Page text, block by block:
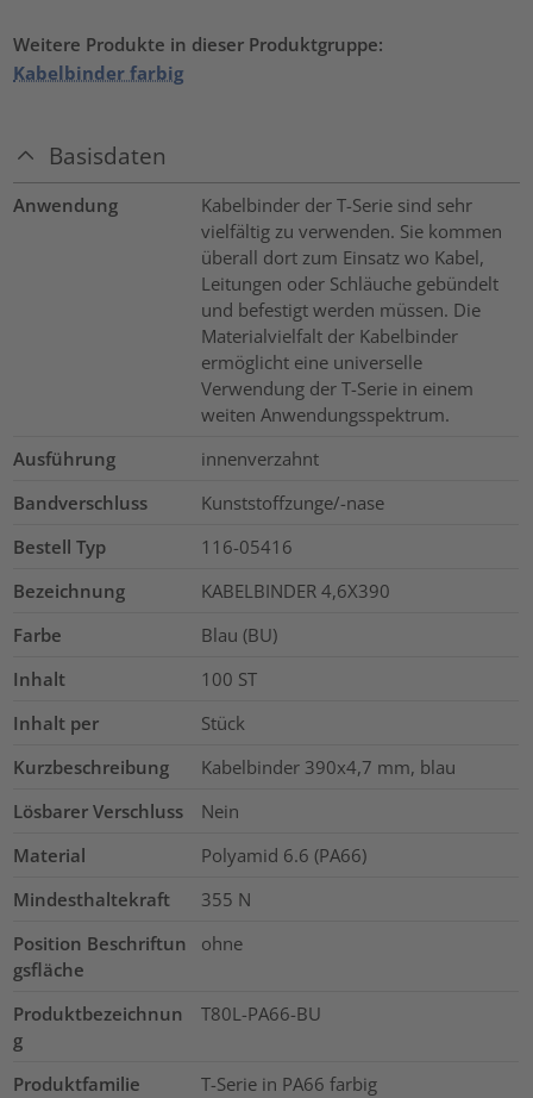
Weitere Produkte in dieser Produktgruppe:
Kabelbinder farbig
Basisdaten
Anwendung
Kabelbinder der T-Serie sind sehr
vielfältig zu verwenden. Sie kommen
überall dort zum Einsatz wo Kabel,
Leitungen oder Schläuche gebündelt
und befestigt werden müssen. Die
Materialvielfalt der Kabelbinder
ermöglicht eine universelle
Verwendung der T-Serie in einem
weiten Anwendungsspektrum.
Ausführung
innenverzahnt
Bandverschluss
Kunststoffzunge/-nase
Bestell Typ
116-05416
Bezeichnung
KABELBINDER 4,6X390
Farbe
Blau (BU)
Inhalt
100 ST
Inhalt per
Stück
Kurzbeschreibung
Kabelbinder 390x4,7 mm, blau
Lösbarer Verschluss
Nein
Material
Polyamid 6.6 (PA66)
Mindesthaltekraft
355 N
Position Beschriftun
gsfläche
ohne
Produktbezeichnun
g
T80L-PA66-BU
Produktfamilie
T-Serie in PA66 farbig